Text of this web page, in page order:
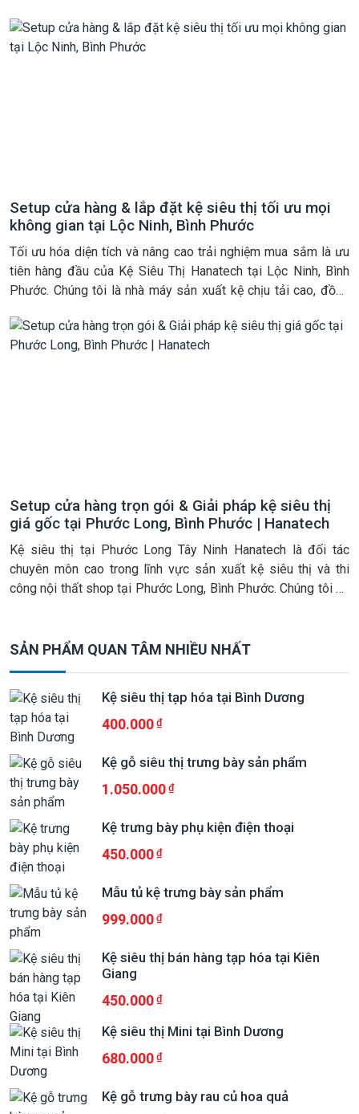
tĩnh điện bền […]
Setup cửa hàng & lắp đặt kệ siêu thị tối ưu mọi
không gian tại Lộc Ninh, Bình Phước
Tối ưu hóa diện tích và nâng cao trải nghiệm mua sắm là ưu
tiên hàng đầu của Kệ Siêu Thị Hanatech tại Lộc Ninh, Bình
Phước. Chúng tôi là nhà máy sản xuất kệ chịu tải cao, đồng
bảo sự đồng […]
Setup cửa hàng trọn gói & Giải pháp kệ siêu thị
giá gốc tại Phước Long, Bình Phước | Hanatech
Kệ siêu thị tại Phước Long Tây Ninh Hanatech là đối tác
chuyên môn cao trong lĩnh vực sản xuất kệ siêu thị và thi
công nội thất shop tại Phước Long, Bình Phước. Chúng tôi áp
SẢN PHẨM QUAN TÂM NHIỀU NHẤT
Kệ siêu thị tạp hóa tại Bình Dương
400.000
Kệ gỗ siêu thị trưng bày sản phẩm
1.050.000
Kệ trưng bày phụ kiện điện thoại
450.000
Mẫu tủ kệ trưng bày sản phẩm
999.000
Kệ siêu thị bán hàng tạp hóa tại Kiên
Giang
450.000
Kệ siêu thị Mini tại Bình Dương
680.000
Kệ gỗ trưng bày rau củ hoa quả